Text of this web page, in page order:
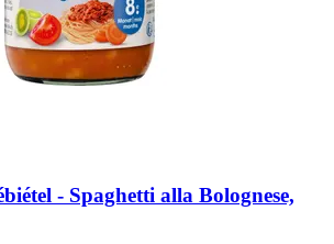
-​ Spaghetti alla Bolognese,